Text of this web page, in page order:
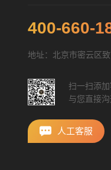
400-660-
地址：北京市密云区
扫一扫添
与您直接沟
人工客服